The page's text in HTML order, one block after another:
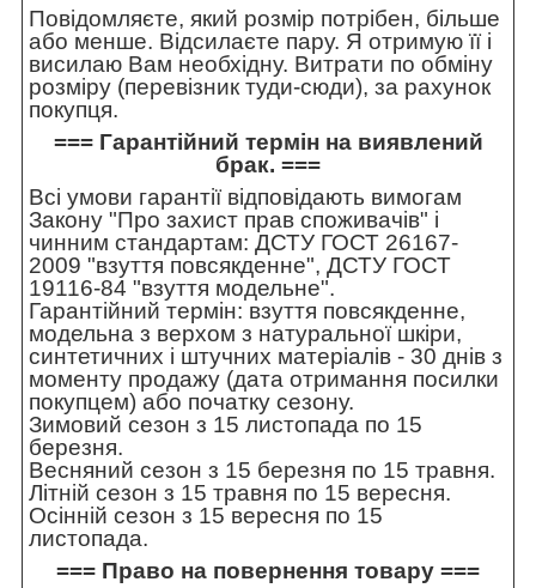
Повідомляєте, який розмір потрібен, більше
або менше. Відсилаєте пару. Я отримую її і
висилаю Вам необхідну. Витрати по обміну
розміру (перевізник туди-сюди), за рахунок
покупця.
=== Гарантійний термін на виявлений
брак. ===
Всі умови гарантії відповідають вимогам
Закону "Про захист прав споживачів" і
чинним стандартам: ДСТУ ГОСТ 26167-
2009 "взуття повсякденне", ДСТУ ГОСТ
19116-84 "взуття модельне".
Гарантійний термін: взуття повсякденне,
модельна з верхом з натуральної шкіри,
синтетичних і штучних матеріалів - 30 днів з
моменту продажу (дата отримання посилки
покупцем) або початку сезону.
Зимовий сезон з 15 листопада по 15
березня.
Весняний сезон з 15 березня по 15 травня.
Літній сезон з 15 травня по 15 вересня.
Осінній сезон з 15 вересня по 15
листопада.
=== Право на повернення товару ===